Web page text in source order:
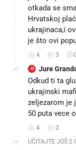
otkada se
Hrvatskoj
ukrajinaca,i
je što ovi
4 5
JG Jure
Odkud ti ta
ukrajinski
zeljezarom je
50 puta vece
4
2
UČITAJTE JOŠ 2